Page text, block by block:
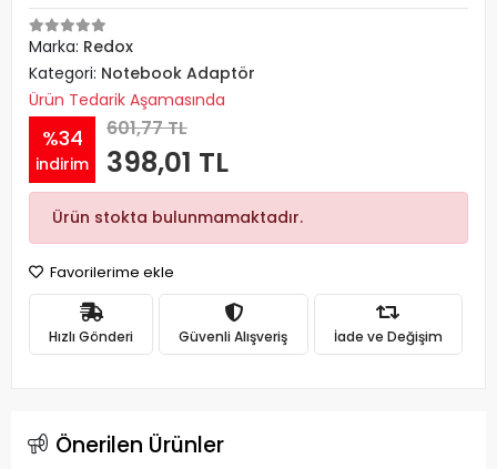
Marka: Redox
Kategori: Notebook Adaptör
Ürün Tedarik Aşamasında
%34
indirim
601,77 TL
398,01 TL
Ürün stokta bulunmamaktadır.
Favorilerime ekle
Hızlı Gönderi Güvenli Alışveriş İade ve Değişim
Önerilen Ürünler